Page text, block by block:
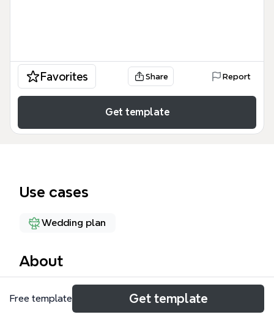
Favorites Share Report
Get template
Use cases
Wedding plan
About
「両家顔合わせ」マインドマップは、結婚を控えたカ
ップルが円滑に親睦を深めるための準備事項を網羅し
Free template Get template